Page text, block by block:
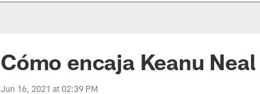
Cómo encaja Keanu
Jun 16, 2021 at 02:39 PM